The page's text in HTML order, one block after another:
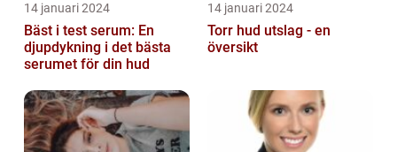
14 januari 2024
Bäst i test serum: En
djupdykning i det bästa
serumet för din hud
14 januari 2024
Torr hud utslag - en
översikt